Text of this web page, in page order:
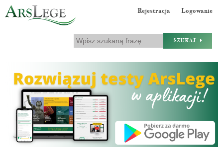
Rejestracja Logowanie
SZUKAJ